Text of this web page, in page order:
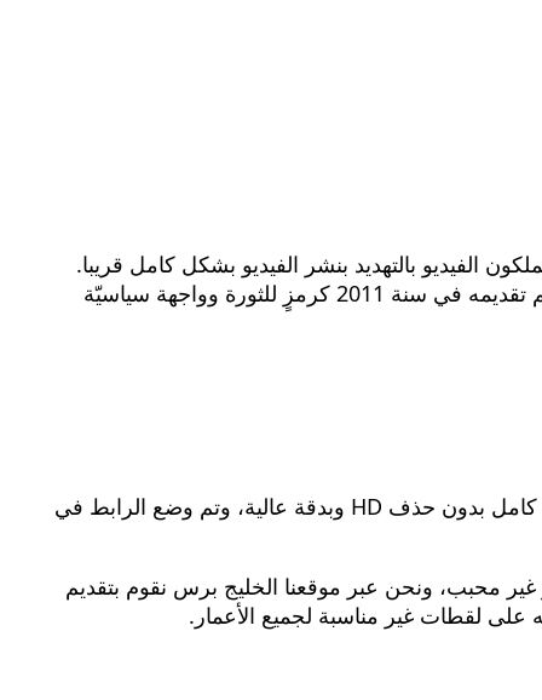
الفيديو بالتهديد بنشر الفيديو بشكل كامل قريبا.
ممّا أثار صدمة كبيرة بين رواد وسائل التواصل الاجتماعي في ليبيا، كما اعتبره البعض ضربة قوية لصورة السياسي الذي تم تقديمه في سنة 2011 كرمزٍ للثورة وواجهة سياسيّة
يعد هذا المقطع فضيحة أخلاقية كبيرة تهز أحد رموز نكبة فبراير. ويتزايد البحث الآن عن رابط فيديو مصطفى عبد الجليل كامل بدون حذف HD وبدقة عالية، وتم وضع الرابط في
محبب، ونحن عبر موقعنا الخليج برس نقوم بتقديم
على لقطات غير مناسبة لجميع الأعمار.